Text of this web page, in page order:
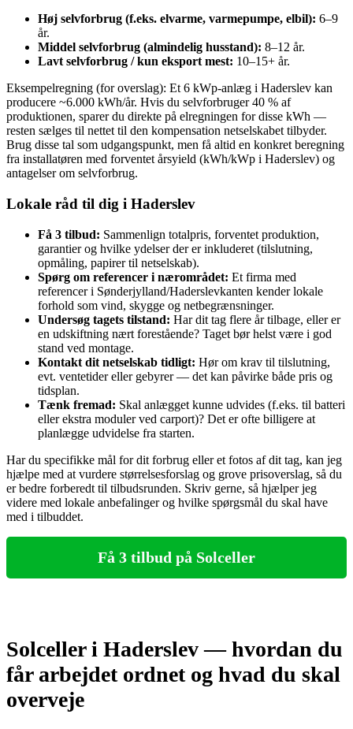
Høj selvforbrug (f.eks. elvarme, varmepumpe, elbil): 6–9
år.
Middel selvforbrug (almindelig husstand): 8–12 år.
Lavt selvforbrug / kun eksport mest: 10–15+ år.
Eksempelregning (for overslag): Et 6 kWp-anlæg i Haderslev kan
producere ~6.000 kWh/år. Hvis du selvforbruger 40 % af
produktionen, sparer du direkte på elregningen for disse kWh —
resten sælges til nettet til den kompensation netselskabet tilbyder.
Brug disse tal som udgangspunkt, men få altid en konkret beregning
fra installatøren med forventet årsyield (kWh/kWp i Haderslev) og
antagelser om selvforbrug.
Lokale råd til dig i Haderslev
Få 3 tilbud: Sammenlign totalpris, forventet produktion,
garantier og hvilke ydelser der er inkluderet (tilslutning,
opmåling, papirer til netselskab).
Spørg om referencer i nærområdet: Et firma med
referencer i Sønderjylland/Haderslevkanten kender lokale
forhold som vind, skygge og netbegrænsninger.
Undersøg tagets tilstand: Har dit tag flere år tilbage, eller er
en udskiftning nært forestående? Taget bør helst være i god
stand ved montage.
Kontakt dit netselskab tidligt: Hør om krav til tilslutning,
evt. ventetider eller gebyrer — det kan påvirke både pris og
tidsplan.
Tænk fremad: Skal anlægget kunne udvides (f.eks. til batteri
eller ekstra moduler ved carport)? Det er ofte billigere at
planlægge udvidelse fra starten.
Har du specifikke mål for dit forbrug eller et fotos af dit tag, kan jeg
hjælpe med at vurdere størrelsesforslag og grove prisoverslag, så du
er bedre forberedt til tilbudsrunden. Skriv gerne, så hjælper jeg
videre med lokale anbefalinger og hvilke spørgsmål du skal have
med i tilbuddet.
Få 3 tilbud på Solceller
Solceller i Haderslev — hvordan du
får arbejdet ordnet og hvad du skal
overveje